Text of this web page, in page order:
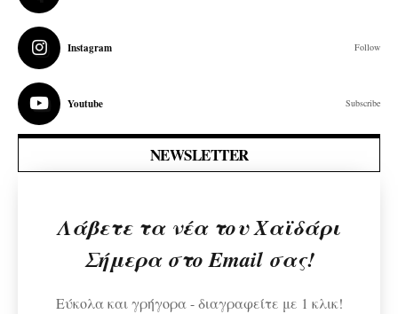
Instagram Follow
Youtube Subscribe
NEWSLETTER
Λάβετε τα νέα του Χαϊδάρι
Σήμερα στο Email σας!
Εύκολα και γρήγορα - διαγραφείτε με 1 κλικ!